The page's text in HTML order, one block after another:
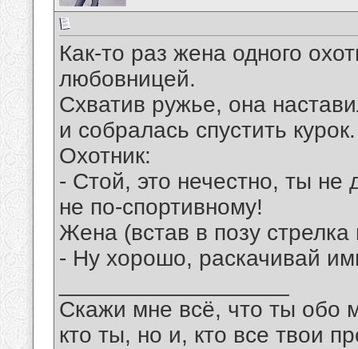
Как-то раз жена одного
любовницей.
Схватив ружье, она
и собралась спустить курок.
Охотник:
- Стой, это нечестно, ты
не по-спортивному!
Жена (встав в позу стрелка
- Ну хорошо, раскачивай
Скажи мне всё, что ты обо
кто ты, но и, кто все твои